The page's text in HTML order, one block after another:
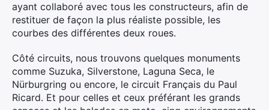
ayant collaboré avec tous les constructeurs, afin de
restituer de façon la plus réaliste possible, les
courbes des différentes deux roues.
Côté circuits, nous trouvons quelques monuments
comme Suzuka, Silverstone, Laguna Seca, le
Nürburgring ou encore, le circuit Français du Paul
Ricard. Et pour celles et ceux préférant les grands